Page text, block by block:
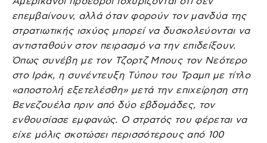
επεμβαίνουν, αλλά όταν φορούν τον μανδύα της
στρατιωτικής ισχύος μπορεί να δυσκολεύονται να
αντισταθούν στον πειρασμό να την επιδείξουν.
Όπως συνέβη με τον Τζορτζ Μπους τον Νεότερο
στο Ιράκ, η συνέντευξη Τύπου του Τραμπ με τίτλο
«αποστολή εξετελέσθη» μετά την επιχείρηση στη
Βενεζουέλα πριν από δύο εβδομάδες, τον
ενθουσίασε εμφανώς. Ο στρατός του φέρεται να
είχε μόλις σκοτώσει περισσότερους από 100